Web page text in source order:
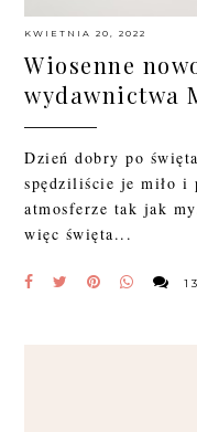
KWIETNIA 20, 2022
Wiosenne
wydawnictwa
Dzień dobry po
spędziliście je miło i
atmosferze tak jak
więc święta...
13